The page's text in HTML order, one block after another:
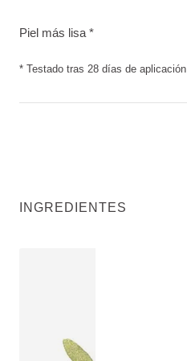
Piel más lisa *
* Testado tras 28 días de aplicación
INGREDIENTES